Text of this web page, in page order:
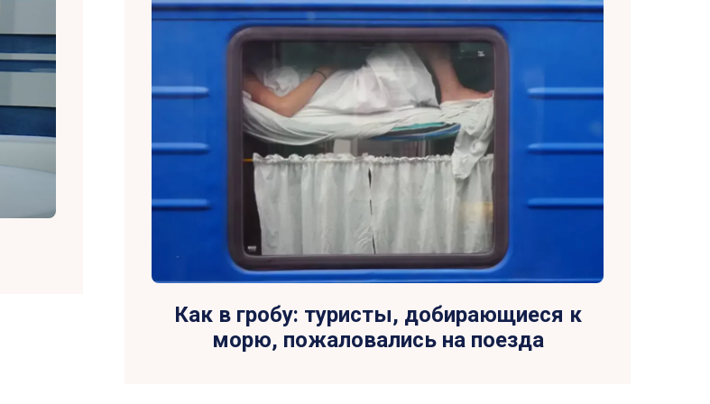
Как в гробу: туристы, добирающиеся к
морю, пожаловались на поезда